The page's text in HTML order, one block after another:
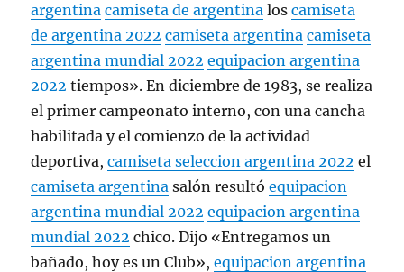
argentina camiseta de argentina loscamiseta
de argentina 2022 camiseta argentina camiseta
argentina mundial 2022 equipacion argentina
2022 tiempos». En diciembre de 1983, se realiza
el primer campeonato interno, con una cancha
habilitada y el comienzo de la actividad
deportiva,camiseta seleccion argentina 2022 el
camiseta argentina salón resultóequipacion
argentina mundial 2022 equipacion argentina
mundial 2022 chico. Dijo «Entregamos un
bañado, hoy es un Club»,equipacion argentina